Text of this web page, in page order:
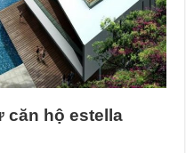
căn hộ estella